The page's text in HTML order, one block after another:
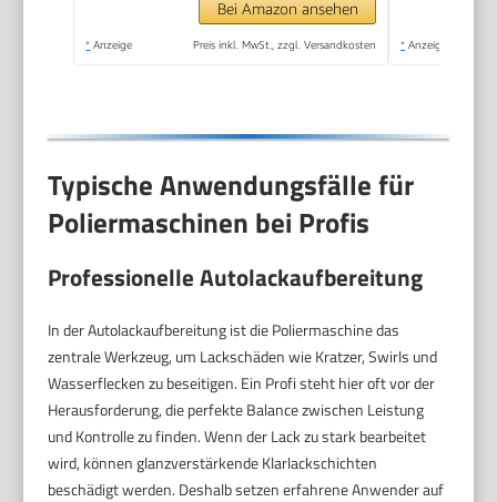
Bei Amazon ansehen
* Anzeige Preis inkl. MwSt., zzgl. Versandkosten * Anzeige
Typische Anwendungsfälle für
Poliermaschinen bei Profis
Professionelle Autolackaufbereitung
In der Autolackaufbereitung ist die Poliermaschine das
zentrale Werkzeug, um Lackschäden wie Kratzer, Swirls und
Wasserflecken zu beseitigen. Ein Profi steht hier oft vor der
Herausforderung, die perfekte Balance zwischen Leistung
und Kontrolle zu finden. Wenn der Lack zu stark bearbeitet
wird, können glanzverstärkende Klarlackschichten
beschädigt werden. Deshalb setzen erfahrene Anwender auf